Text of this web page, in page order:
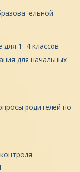
для 1- 4 классов
для начальных
родителей по